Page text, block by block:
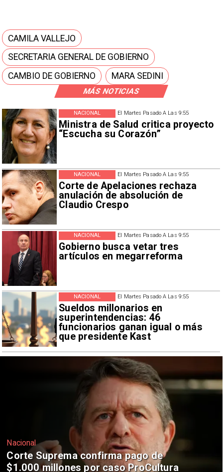
MÁS NOTICIAS
El Martes Pasado A Las 9:55
Ministra de Salud critica proyecto
“Escucha su Corazón”
NACIONAL
El Martes Pasado A Las 9:55
Corte de Apelaciones rechaza
anulación de absolución de
Claudio Crespo
NACIONAL
El Martes Pasado A Las 9:55
Gobierno busca vetar tres
artículos en megarreforma
NACIONAL
El Martes Pasado A Las 9:55
Sueldos millonarios en
superintendencias: 46
funcionarios ganan igual o más
que presidente Kast
NACIONAL
CAMILA VALLEJO
SECRETARIA GENERAL DE GOBIERNO
CAMBIO DE GOBIERNO
MARA SEDINI
Nacional
Codelco suspende construcción de
Andes Norte en El Teniente por